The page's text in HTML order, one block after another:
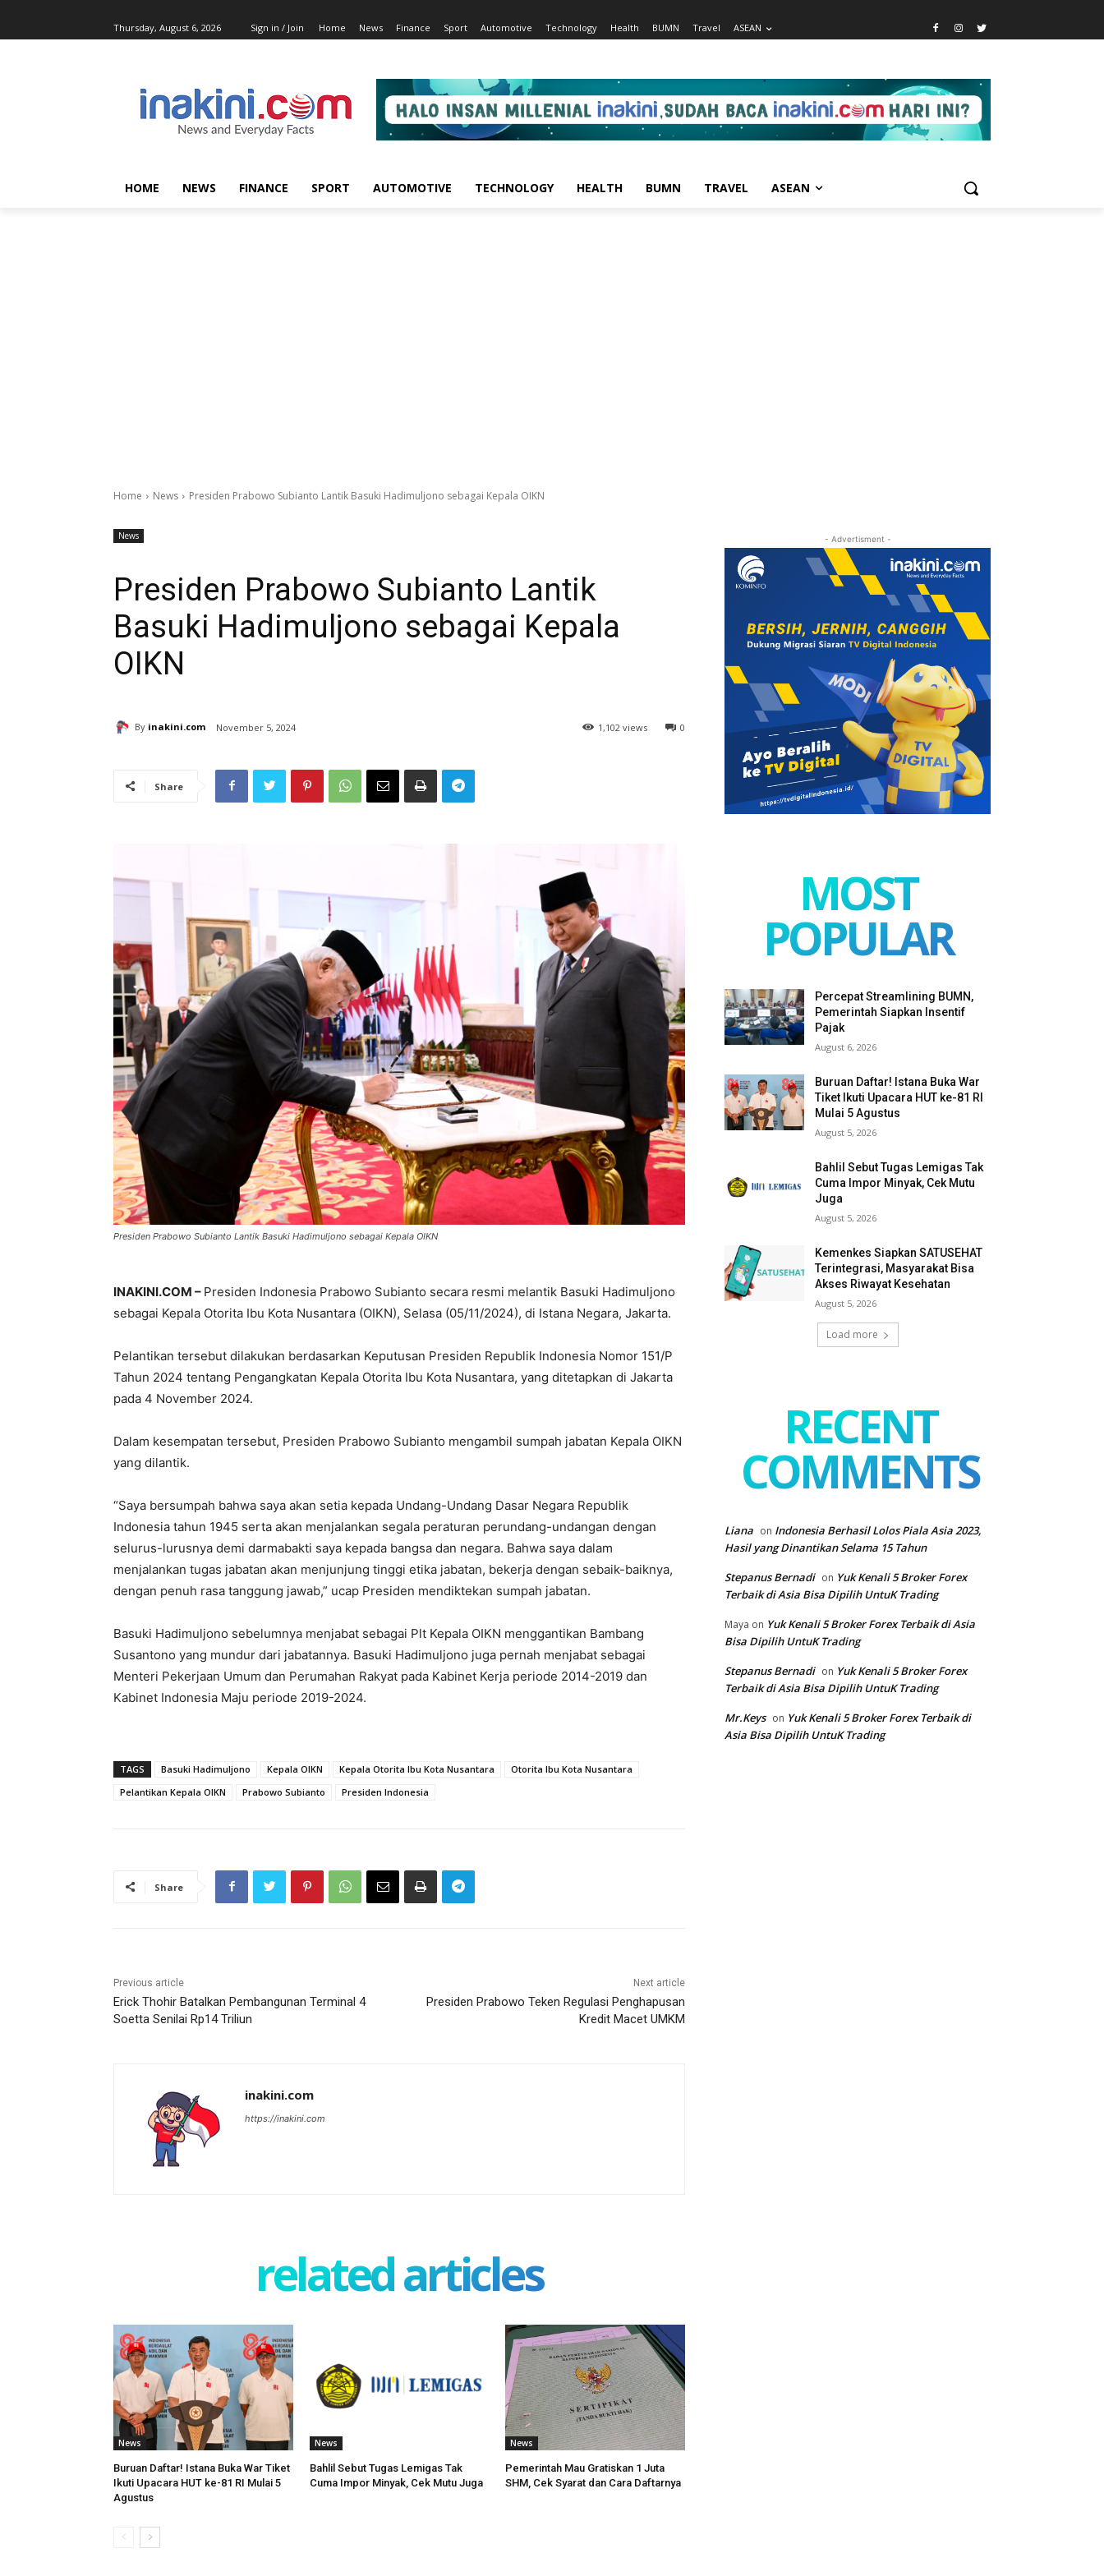
Thursday, August 6, 2026 Sign in / Join Home News Finance Sport Automotive Technology Health BUMN Travel ASEAN
HOME NEWS FINANCE SPORT AUTOMOTIVE TECHNOLOGY HEALTH BUMN TRAVEL ASEAN
Home News Presiden Prabowo Subianto Lantik Basuki Hadimuljono sebagai Kepala OIKN
News
Presiden Prabowo Subianto Lantik
Basuki Hadimuljono sebagai Kepala
OIKN
By inakini.com November 5, 2024 0
1,102 views
Share
Presiden Prabowo Subianto Lantik Basuki Hadimuljono sebagai Kepala OIKN
INAKINI.COM – Presiden Indonesia Prabowo Subianto secara resmi melantik Basuki Hadimuljono
sebagai Kepala Otorita Ibu Kota Nusantara (OIKN), Selasa (05/11/2024), di Istana Negara, Jakarta.
Pelantikan tersebut dilakukan berdasarkan Keputusan Presiden Republik Indonesia Nomor 151/P
Tahun 2024 tentang Pengangkatan Kepala Otorita Ibu Kota Nusantara, yang ditetapkan di Jakarta
pada 4 November 2024.
Dalam kesempatan tersebut, Presiden Prabowo Subianto mengambil sumpah jabatan Kepala OIKN
yang dilantik.
“Saya bersumpah bahwa saya akan setia kepada Undang-Undang Dasar Negara Republik
Indonesia tahun 1945 serta akan menjalankan segala peraturan perundang-undangan dengan
selurus-lurusnya demi darmabakti saya kepada bangsa dan negara. Bahwa saya dalam
menjalankan tugas jabatan akan menjunjung tinggi etika jabatan, bekerja dengan sebaik-baiknya,
dengan penuh rasa tanggung jawab,” ucap Presiden mendiktekan sumpah jabatan.
Basuki Hadimuljono sebelumnya menjabat sebagai Plt Kepala OIKN menggantikan Bambang
Susantono yang mundur dari jabatannya. Basuki Hadimuljono juga pernah menjabat sebagai
Menteri Pekerjaan Umum dan Perumahan Rakyat pada Kabinet Kerja periode 2014-2019 dan
Kabinet Indonesia Maju periode 2019-2024.
TAGS Basuki Hadimuljono Kepala OIKN Kepala Otorita Ibu Kota Nusantara
Otorita Ibu Kota Nusantara
Pelantikan Kepala OIKN
Prabowo Subianto Presiden Indonesia
Share
Previous article
Erick Thohir Batalkan Pembangunan Terminal 4
Soetta Senilai Rp14 Triliun
Next article
Presiden Prabowo Teken Regulasi Penghapusan
Kredit Macet UMKM
inakini.com
https://inakini.com
related articles
News
Buruan Daftar! Istana Buka War Tiket
Ikuti Upacara HUT ke-81 RI Mulai 5
Agustus
News
Bahlil Sebut Tugas Lemigas Tak
Cuma Impor Minyak, Cek Mutu Juga
News
Pemerintah Mau Gratiskan 1 Juta
SHM, Cek Syarat dan Cara Daftarnya
- Advertisment -
MOST
POPULAR
Percepat Streamlining BUMN,
Pemerintah Siapkan Insentif
Pajak
August 6, 2026
Buruan Daftar! Istana Buka War
Tiket Ikuti Upacara HUT ke-81 RI
Mulai 5 Agustus
August 5, 2026
Bahlil Sebut Tugas Lemigas Tak
Cuma Impor Minyak, Cek Mutu
Juga
August 5, 2026
Kemenkes Siapkan SATUSEHAT
Terintegrasi, Masyarakat Bisa
Akses Riwayat Kesehatan
August 5, 2026
Load more
RECENT
COMMENTS
Liana on Indonesia Berhasil Lolos Piala Asia 2023,
Hasil yang Dinantikan Selama 15 Tahun
Stepanus Bernadi on Yuk Kenali 5 Broker Forex
Terbaik di Asia Bisa Dipilih UntuK Trading
Maya on Yuk Kenali 5 Broker Forex Terbaik di Asia
Bisa Dipilih UntuK Trading
Stepanus Bernadi on Yuk Kenali 5 Broker Forex
Terbaik di Asia Bisa Dipilih UntuK Trading
Mr.Keys on Yuk Kenali 5 Broker Forex Terbaik di
Asia Bisa Dipilih UntuK Trading